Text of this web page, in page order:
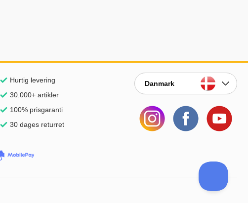
Hurtig levering
30.000+ artikler
100% prisgaranti
30 dages returret
Danmark